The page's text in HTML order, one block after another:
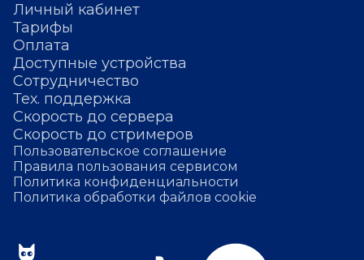
Личный кабинет
Тарифы
Оплата
Доступные устройства
Сотрудничество
Тех. поддержка
Скорость до сервера
Скорость до стримеров
Пользовательское соглашение
Правила пользования сервисом
Политика конфиденциальности
Политика обработки файлов cookie